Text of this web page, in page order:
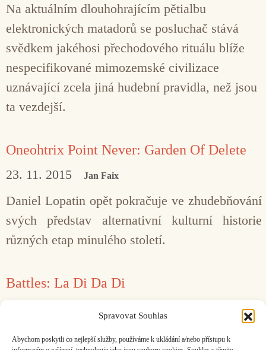
Spravovat Souhlas
Abychom poskytli co nejlepší služby, používáme k ukládání a/nebo přístupu k
Na aktuálním dlouhohrajícím pětialbu
elektronických matadorů se posluchač stává
svědkem jakéhosi přechodového rituálu blíže
nespecifikované mimozemské civilizace
uznávající zcela jiná hudební pravidla, než jsou
ta vezdejší.
Oneohtrix Point Never: Garden Of Delete
23. 11. 2015 Jan Faix
Daniel Lopatin opět pokračuje ve zhudebňování
svých představ alternativní kulturní historie
různých etap minulého století.
Battles: La Di Da Di
Banány, meloun, ale i klasická volská oka